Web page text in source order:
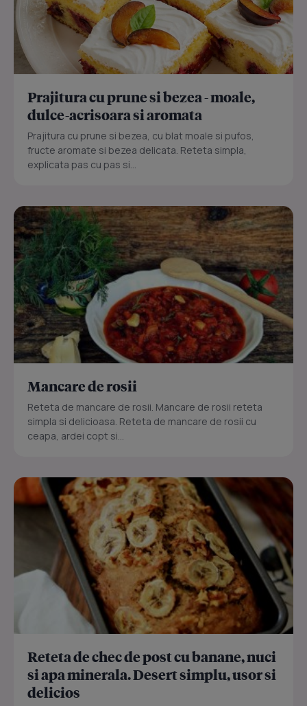
Prajitura cu prune si bezea - moale,
dulce-acrisoara si aromata
Prajitura cu prune si bezea, cu blat moale si pufos,
fructe aromate si bezea delicata. Reteta simpla,
explicata pas cu pas si...
Mancare de rosii
Reteta de mancare de rosii. Mancare de rosii reteta
simpla si delicioasa. Reteta de mancare de rosii cu
ceapa, ardei copt si...
Reteta de chec de post cu banane, nuci
si apa minerala. Desert simplu, usor si
delicios